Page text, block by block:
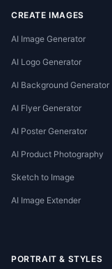
CREATE IMAGES
AI Image Generator
AI Logo Generator
AI Background Generator
AI Flyer Generator
AI Poster Generator
AI Product Photography
Sketch to Image
AI Image Extender
PORTRAIT & STYLES